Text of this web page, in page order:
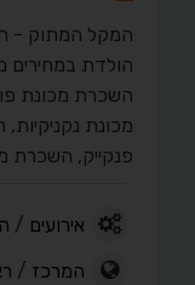
המקל המתוק -
הולדת במחירים
השכרת מכונת
מכונת
פנקייק, השכרת
אירועים /
המרכז /